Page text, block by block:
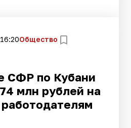
Общество
СФР по Кубани
млн рублей на